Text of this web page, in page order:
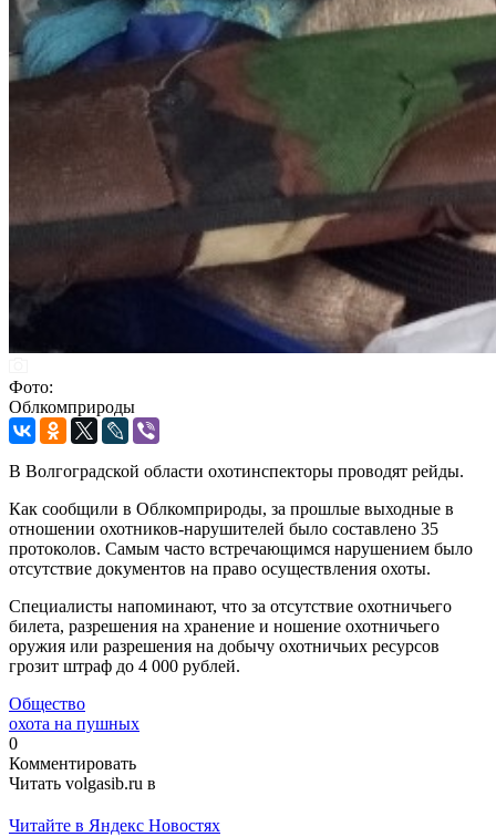
Фото:
Облкомприроды
В Волгоградской области охотинспекторы проводят рейды.
Как сообщили в Облкомприроды, за прошлые выходные в
отношении охотников-нарушителей было составлено 35
протоколов. Самым часто встречающимся нарушением было
отсутствие документов на право осуществления охоты.
Специалисты напоминают, что за отсутствие охотничьего
билета, разрешения на хранение и ношение охотничьего
оружия или разрешения на добычу охотничьих ресурсов
грозит штраф до 4 000 рублей.
Общество
охота на пушных
0
Комментировать
Читать volgasib.ru в
Читайте в Яндекс Новостях